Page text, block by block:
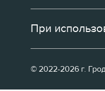
При
© 2022-2026 г.